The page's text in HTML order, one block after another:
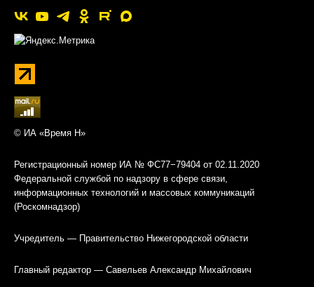
© ИА «Время Н»
Регистрационный номер ИА № ФС77−79404 от 02.11.2020
Федеральной службой по надзору в сфере связи,
информационных технологий и массовых коммуникаций
(Роскомнадзор)
Учредитель — Правительство Нижегородской области
Главный редактор — Савельев Александр Михайлович